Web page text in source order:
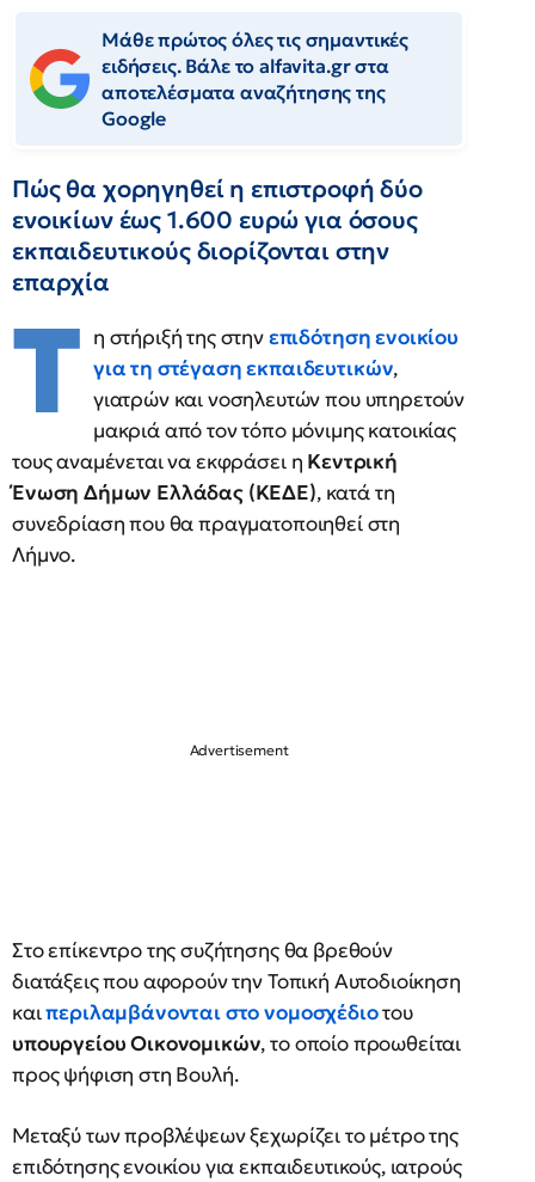
Μάθε πρώτος όλες τις σημαντικές
ειδήσεις. Βάλε το alfavita.gr στα
αποτελέσματα αναζήτησης της
Google
Πώς θα χορηγηθεί η επιστροφή δύο
ενοικίων έως 1.600 ευρώ για όσους
εκπαιδευτικούς διορίζονται στην
επαρχία
Τ η στήριξή της στηνεπιδότηση ενοικίου
για τη στέγαση εκπαιδευτικών,
γιατρών και νοσηλευτών που υπηρετούν
μακριά από τον τόπο μόνιμης κατοικίας
τους αναμένεται να εκφράσει η Κεντρική
Ένωση Δήμων Ελλάδας (ΚΕΔΕ), κατά τη
συνεδρίαση που θα πραγματοποιηθεί στη
Λήμνο.
Στο επίκεντρο της συζήτησης θα βρεθούν
διατάξεις που αφορούν την Τοπική Αυτοδιοίκηση
καιπεριλαμβάνονται στο νομοσχέδιοτου
υπουργείου Οικονομικών, το οποίο προωθείται
προς ψήφιση στη Βουλή.
Μεταξύ των προβλέψεων ξεχωρίζει το μέτρο της
επιδότησης ενοικίου για εκπαιδευτικούς, ιατρούς